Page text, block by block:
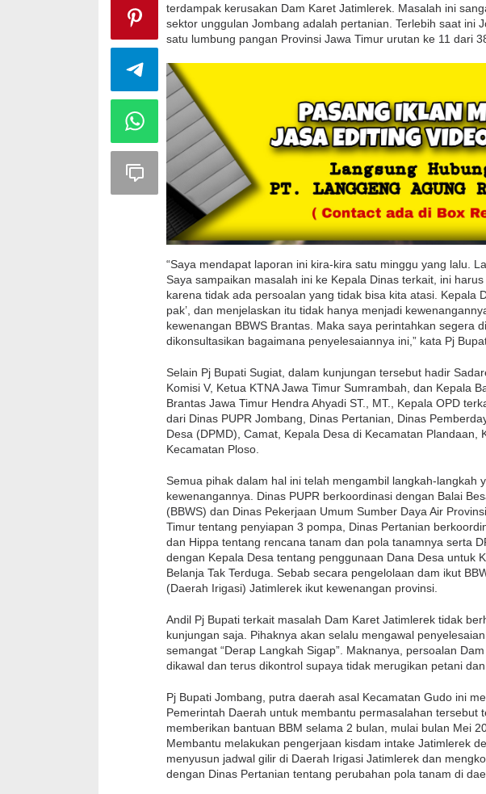
terdampak kerusakan Dam Karet Jatimlerek. Masalah ini
sektor unggulan Jombang adalah pertanian. Terlebih saat ini
satu lumbung pangan Provinsi Jawa Timur urutan ke 11 dari
“Saya mendapat laporan ini kira-kira satu minggu yang lalu.
Saya sampaikan masalah ini ke Kepala Dinas terkait, ini
karena tidak ada persoalan yang tidak bisa kita atasi. Kepala
pak’, dan menjelaskan itu tidak hanya menjadi
kewenangan BBWS Brantas. Maka saya perintahkan segera
dikonsultasikan bagaimana penyelesaiannya ini,” kata Pj
Selain Pj Bupati Sugiat, dalam kunjungan tersebut hadir
Komisi V, Ketua KTNA Jawa Timur Sumrambah, dan Kepala
Brantas Jawa Timur Hendra Ahyadi ST., MT., Kepala OPD
dari Dinas PUPR Jombang, Dinas Pertanian, Dinas
Desa (DPMD), Camat, Kepala Desa di Kecamatan Plandaan,
Kecamatan Ploso.
Semua pihak dalam hal ini telah mengambil langkah-langkah
kewenangannya. Dinas PUPR berkoordinasi dengan Balai
(BBWS) dan Dinas Pekerjaan Umum Sumber Daya Air
Timur tentang penyiapan 3 pompa, Dinas Pertanian
dan Hippa tentang rencana tanam dan pola tanamnya serta
dengan Kepala Desa tentang penggunaan Dana Desa untuk
Belanja Tak Terduga. Sebab secara pengelolaan dam ikut
(Daerah Irigasi) Jatimlerek ikut kewenangan provinsi.
Andil Pj Bupati terkait masalah Dam Karet Jatimlerek tidak
kunjungan saja. Pihaknya akan selalu mengawal
semangat “Derap Langkah Sigap”. Maknanya, persoalan
dikawal dan terus dikontrol supaya tidak merugikan petani
Pj Bupati Jombang, putra daerah asal Kecamatan Gudo ini
Pemerintah Daerah untuk membantu permasalahan tersebut
memberikan bantuan BBM selama 2 bulan, mulai bulan Mei
Membantu melakukan pengerjaan kisdam intake Jatimlerek
menyusun jadwal gilir di Daerah Irigasi Jatimlerek dan
dengan Dinas Pertanian tentang perubahan pola tanam di